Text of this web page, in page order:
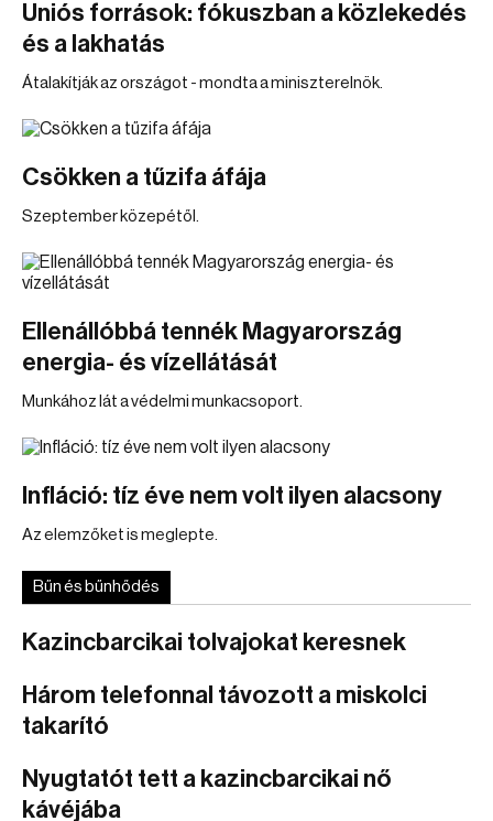
Uniós források: fókuszban a közlekedés
és a lakhatás
Átalakítják az országot - mondta a miniszterelnök.
Csökken a tűzifa áfája
Szeptember közepétől.
Ellenállóbbá tennék Magyarország
energia- és vízellátását
Munkához lát a védelmi munkacsoport.
Infláció: tíz éve nem volt ilyen alacsony
Az elemzőket is meglepte.
Bűn és bűnhődés
Kazincbarcikai tolvajokat keresnek
Három telefonnal távozott a miskolci
takarító
Nyugtatót tett a kazincbarcikai nő
kávéjába